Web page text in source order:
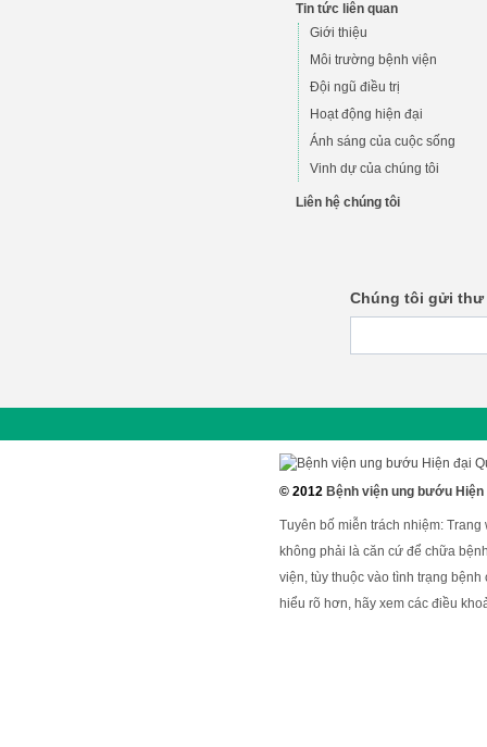
Tin tức liên quan
Giới thiệu
Môi trường bệnh viện
Đội ngũ điều trị
Hoạt động hiện đại
Ánh sáng của cuộc sống
Vinh dự của chúng tôi
Liên hệ chúng tôi
Chúng tôi gửi
© 2012 Bệnh viện ung bướu
Tuyên bố miễn trách nhiệm:
không phải là căn cứ để chữa
viện, tùy thuộc vào tình trạng
hiểu rõ hơn, hãy xem các điều